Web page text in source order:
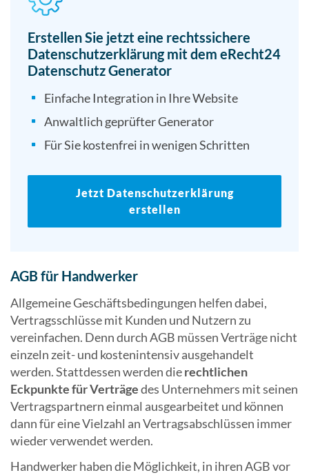
Erstellen Sie jetzt eine rechtssichere
Datenschutzerklärung mit dem eRecht24
Datenschutz Generator
Einfache Integration in Ihre Website
Anwaltlich geprüfter Generator
Für Sie kostenfrei in wenigen Schritten
Jetzt Datenschutzerklärung
erstellen
AGB für Handwerker
Allgemeine Geschäftsbedingungen helfen dabei,
Vertragsschlüsse mit Kunden und Nutzern zu
vereinfachen. Denn durch AGB müssen Verträge nicht
einzeln zeit- und kostenintensiv ausgehandelt
werden. Stattdessen werden dierechtlichen
Eckpunkte für Verträgedes Unternehmers mit seinen
Vertragspartnern einmal ausgearbeitet und können
dann für eine Vielzahl an Vertragsabschlüssen immer
wieder verwendet werden.
Handwerker haben die Möglichkeit, in ihren AGB vor